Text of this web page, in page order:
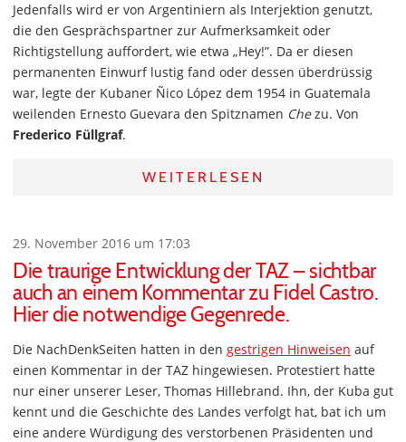
Jedenfalls wird er von Argentiniern als Interjektion genutzt,
die den Gesprächspartner zur Aufmerksamkeit oder
Richtigstellung auffordert, wie etwa „Hey!”. Da er diesen
permanenten Einwurf lustig fand oder dessen überdrüssig
war, legte der Kubaner Ñico López dem 1954 in Guatemala
weilenden Ernesto Guevara den Spitznamen Chezu. Von
Frederico Füllgraf.
WEITERLESEN
29. November 2016 um 17:03
Die traurige Entwicklung der TAZ – sichtbar
auch an einem Kommentar zu Fidel Castro.
Hier die notwendige Gegenrede.
Die NachDenkSeiten hatten in den gestrigen Hinweisen auf
einen Kommentar in der TAZ hingewiesen. Protestiert hatte
nur einer unserer Leser, Thomas Hillebrand. Ihn, der Kuba gut
kennt und die Geschichte des Landes verfolgt hat, bat ich um
eine andere Würdigung des verstorbenen Präsidenten und